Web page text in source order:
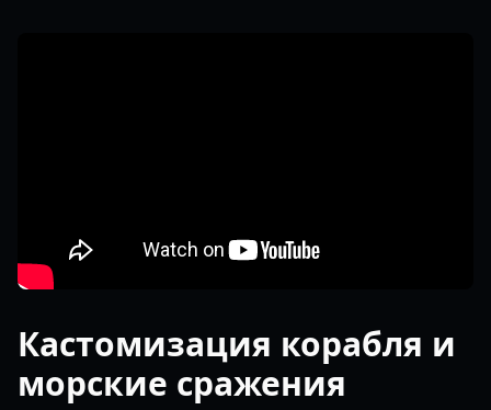
Кастомизация корабля и
морские сражения